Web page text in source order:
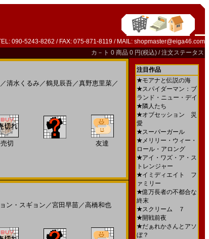
090-5243-8262 / FAX: 075-871-8119 / MAIL: shopmaster@eiga46.com
カ－ト 0 商品 0 円(税込) /注文ステータス
／清水くるみ／鶴見辰吾／真野恵里菜／
売切 友達
ン・スギョン ／宮田早苗／高橋和也
注目作品
★モアナと伝説の海
★スパイダーマン：ブ
ランド・ニュー・デイ
★隣人たち
★オブセッション 災
愛
★スーパーガール
★メリリー・ウィー・
ロール・アロング
★アイ・ワズ・ア・ス
トレンジャー
★イミディエイト フ
ァミリー
★億万長者の不都合な
終末
★スクリーム ７
★開戦前夜
★だぁれかさんとアソ
ぼ？